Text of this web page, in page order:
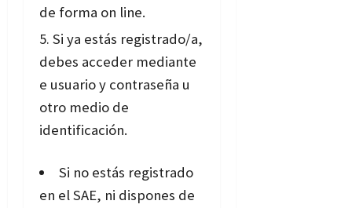
de forma on line.
Si ya estás registrado/a,
debes acceder mediante
e usuario y contraseña u
otro medio de
identificación.
Si no estás registrado
en el SAE, ni dispones de